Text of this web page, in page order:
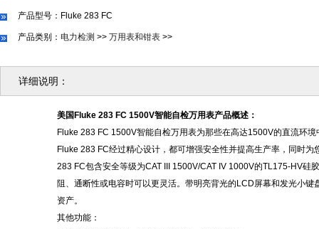
产品型号：Fluke 283 FC
产品类别： 电力检测 >> 万用表和钳表 >>
详细说明：
美国 Fluke 283 FC 1500V智能自检万用表产品概述：
Fluke 283 FC 1500V智能自检万用表为那些在高达1500V的直流环
Fluke 283 FC经过精心设计，都可增强安全性并提高生产率，同时为
283 FC包含安全等级为CAT III 1500V/CAT IV 1000V的TL175-HV
阻、通断性或电容时可以更灵活。带明亮背光的LCD屏幕和发光小
资产。
其他功能：